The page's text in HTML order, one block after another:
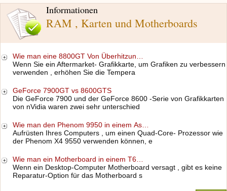
Informationen
RAM , Karten und Motherboards
Wie man eine 8800GT Von Überhitzun…
Wenn Sie ein Aftermarket- Grafikkarte, um Grafiken zu verbessern
verwenden , erhöhen Sie die Tempera
GeForce 7900GT vs 8600GTS
Die GeForce 7900 und der GeForce 8600 -Serie von Grafikkarten
von nVidia waren zwei sehr unterschied
Wie man den Phenom 9950 in einem As…
Aufrüsten Ihres Computers , um einen Quad-Core- Prozessor wie
der Phenom X4 9550 verwenden können, e
Wie man ein Motherboard in einem T6…
Wenn ein Desktop-Computer Motherboard versagt , gibt es keine
Reparatur-Option für das Motherboard s